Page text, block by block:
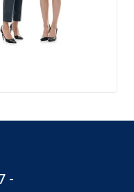
-